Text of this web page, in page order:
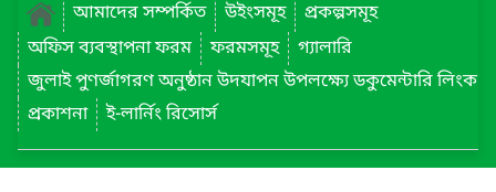
আমাদের সম্পর্কিত
উইংসমূহ
প্রকল্পসমূহ
অফিস ব্যবস্থাপনা ফরম
ফরমসমূহ
গ্যালারি
জুলাই পুণর্জাগরণ অনুষ্ঠান উদযাপন উপলক্ষ্যে ডকুমেন্টারি লিংক
প্রকাশনা
ই-লার্নিং রিসোর্স